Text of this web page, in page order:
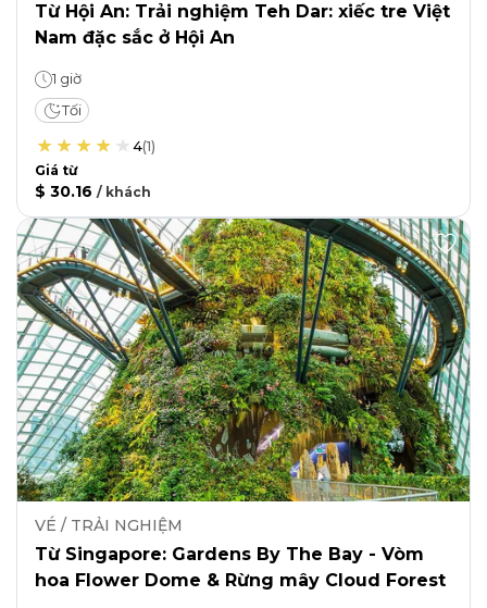
Từ Hội An: Trải nghiệm Teh Dar: xiếc tre Việt
Nam đặc sắc ở Hội An
1 giờ
Tối
4(1)
Giá từ
$ 30.16 / khách
VÉ / TRẢI NGHIỆM
Từ Singapore: Gardens By The Bay - Vòm
hoa Flower Dome & Rừng mây Cloud Forest